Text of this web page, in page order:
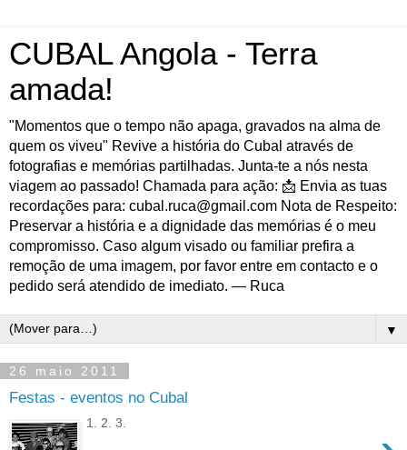
CUBAL Angola - Terra
amada!
"Momentos que o tempo não apaga, gravados na alma de
quem os viveu" Revive a história do Cubal através de
fotografias e memórias partilhadas. Junta-te a nós nesta
viagem ao passado! Chamada para ação: 📩 Envia as tuas
recordações para: cubal.ruca@gmail.com Nota de Respeito:
Preservar a história e a dignidade das memórias é o meu
compromisso. Caso algum visado ou familiar prefira a
remoção de uma imagem, por favor entre em contacto e o
pedido será atendido de imediato. — Ruca
▼
26 maio 2011
Festas - eventos no Cubal
1. 2. 3.